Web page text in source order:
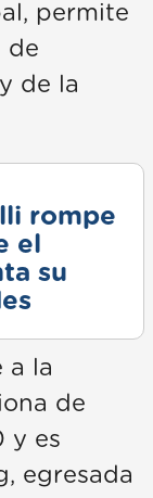
permite
de
de la
rompe
el
su
a la
de
y es
egresada